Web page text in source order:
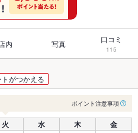
店内 写真 口コミ
115
トがつかえる
ポイント注意事項
火 水 木 金